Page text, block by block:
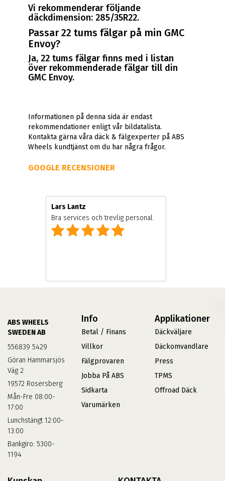
Vi rekommenderar följande
däckdimension: 285/35R22.
Passar 22 tums fälgar på min GMC
Envoy?
Ja, 22 tums fälgar finns med i listan
över rekommenderade fälgar till din
GMC Envoy.
Informationen på denna sida är endast
rekommendationer enligt vår bildatalista.
Kontakta gärna våra däck & fälgexperter på ABS
Wheels kundtjänst om du har några frågor.
GOOGLE RECENSIONER
Lars Lantz
Bra services och trevlig personal.
ABS WHEELS
SWEDEN AB
556839 5429
Göran Hammarsjös
Väg 2
19572 Rosersberg
Mån-Fre 08:00-
17:00
Lunchstängt 12:00-
13:00
Bankgiro: 5300-
1194
Info
Betal / Finans
Villkor
Fälgprovaren
Jobba På ABS
Sidkarta
Varumärken
Applikationer
Däckväljare
Däckomvandlare
Press
TPMS
Offroad Däck